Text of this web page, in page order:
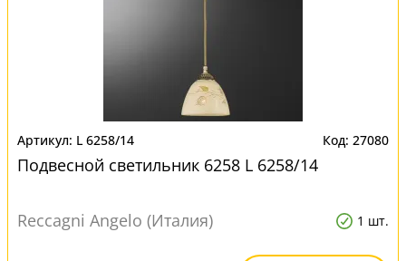
L 6258/14 27080
Подвесной светильник 6258 L 6258/14
Reccagni Angelo (Италия) 1 шт.